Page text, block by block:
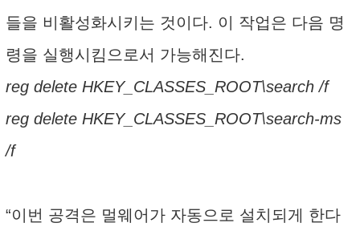
들을 비활성화시키는 것이다. 이 작업은 다음 명
령을 실행시킴으로서 가능해진다.
reg delete HKEY_CLASSES_ROOT\search /f
reg delete HKEY_CLASSES_ROOT\search-ms
/f
“이번 공격은 멀웨어가 자동으로 설치되게 한다